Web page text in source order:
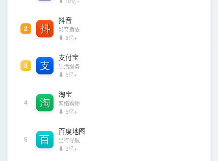
2
抖音
影音播放
⬇ 8亿+
3
支付宝
生活服务
⬇ 6亿+
4
淘宝
网络购物
⬇ 5亿+
5
百度地图
出行导航
⬇ 3亿+